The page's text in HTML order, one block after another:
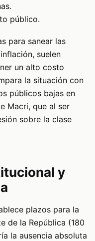
público.
para sanear las
suelen
un alto costo
la situación con
públicos bajas en
Macri, que al ser
sobre la clase
y
plazos para la
de la República (180
la ausencia absoluta